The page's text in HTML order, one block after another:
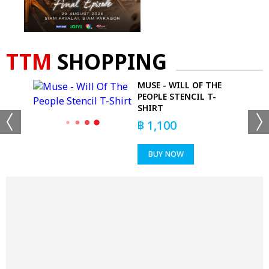
TTM SHOPPING
MUSE - WILL OF THE
PEOPLE STENCIL T-
SHIRT
฿ 1,100
BUY NOW